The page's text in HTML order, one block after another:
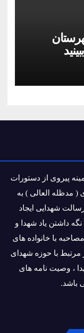
شهرستان
مدیا در بهمن ماه 1401 در زمینه پیروی از دستورات
( مدظله العالی ) به
شهدایی ایجاد
داشتن یاد شهدا و
با خانواده های
با حوزه شهدای
، وصیت نامه های
باشد.